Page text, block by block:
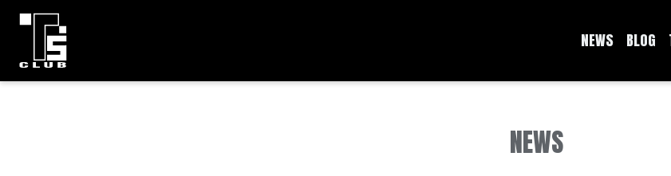
NEWS BLOG
NEWS